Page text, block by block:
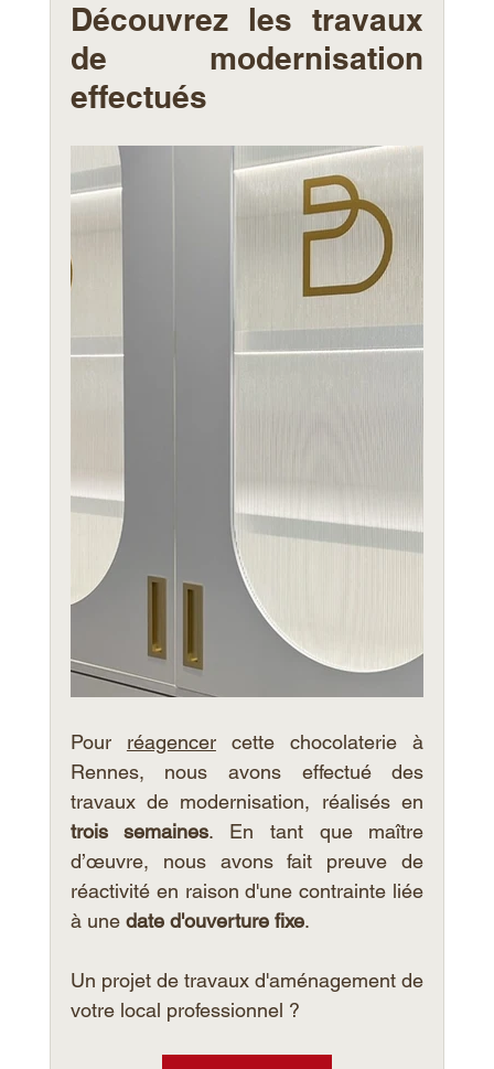
Découvrez les travaux
de modernisation
effectués
Pour réagencer
cette chocolaterie à
Rennes, nous avons effectué des
trois semaines. En tant que maître
d’œuvre, nous avons fait preuve de
réactivité en raison d'une contrainte liée
à une date d'ouverture fixe.
Un projet de travaux d'aménagement de
votre local professionnel ?